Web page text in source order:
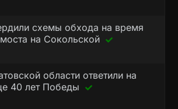
схемы обхода на время
на Сокольской
области ответили на
40 лет Победы